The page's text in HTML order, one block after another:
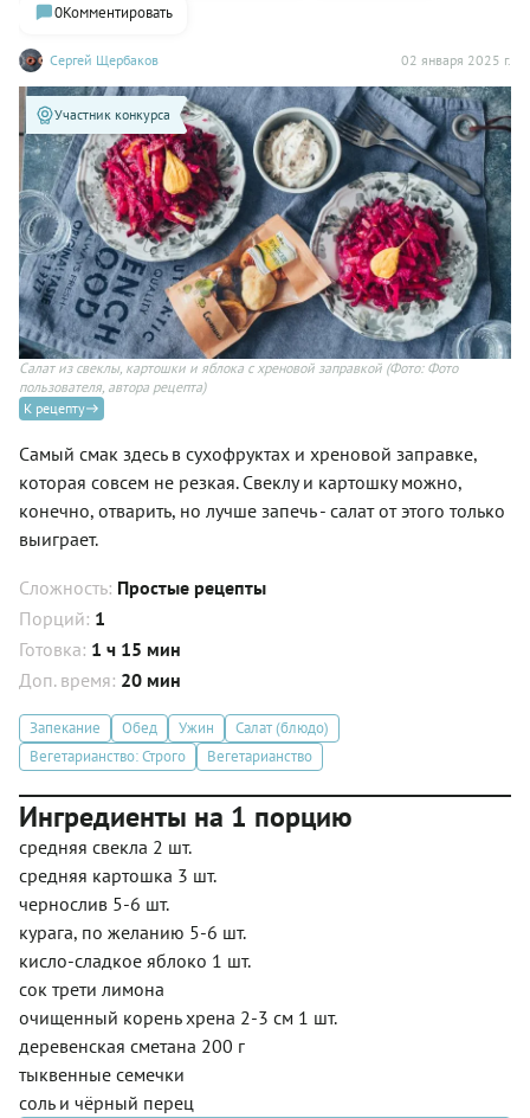
Сергей Щербаков 02 января 2025 г.
0Комментировать
Участник конкурса
Салат из свеклы, картошки и яблока с хреновой заправкой (Фото: Фото
пользователя, автора рецепта)
К рецепту
Самый смак здесь в сухофруктах и хреновой заправке,
которая совсем не резкая. Свеклу и картошку можно,
конечно, отварить, но лучше запечь - салат от этого только
выиграет.
Сложность: Простые рецепты
Порций: 1
Готовка: 1 ч 15 мин
Доп. время: 20 мин
Запекание Обед Ужин
Салат (блюдо)
Вегетарианство: Строго
Вегетарианство
Ингредиенты на 1 порцию
средняя свекла 2 шт.
средняя картошка 3 шт.
чернослив 5-6 шт.
курага, по желанию 5-6 шт.
кисло-сладкое яблоко 1 шт.
сок трети лимона
очищенный корень хрена 2-3 см 1 шт.
деревенская сметана 200 г
тыквенные семечки
соль и чёрный перец